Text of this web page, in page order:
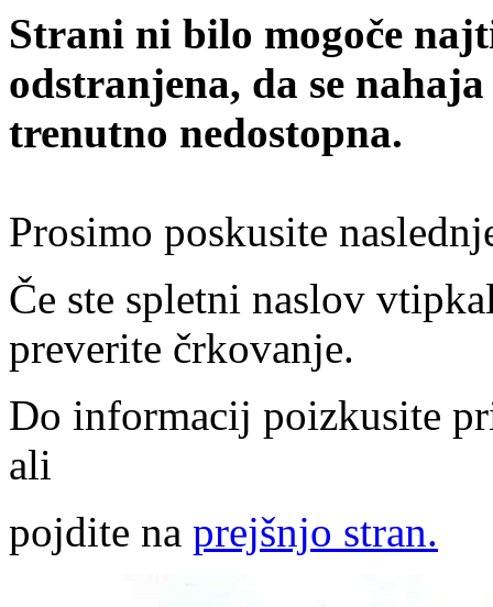
Strani ni bilo mogoče
odstranjena, da se
trenutno nedostopna.
Prosimo poskusite
Če ste spletni naslov
preverite črkovanje.
Do informacij poizkusite
ali
pojdite na prejšnjo stran.